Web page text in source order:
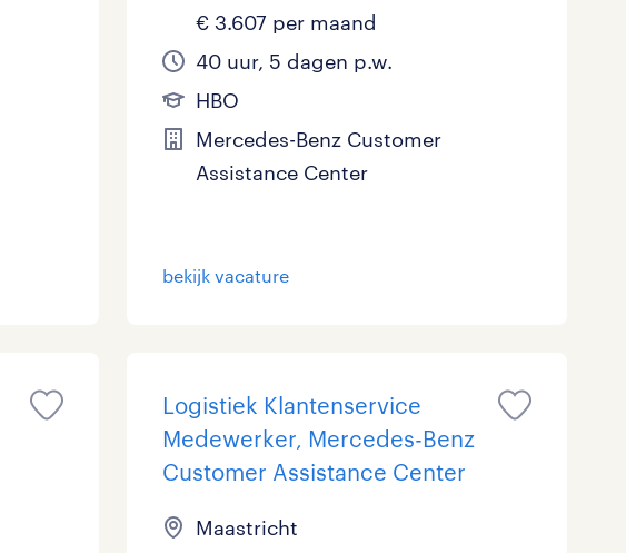
Commercieel / Verkoop
Horeca / Catering
Juridisch 0
Ondersteunend onderwijs
€ 3.607 per maand
40 uur, 5 dagen p.w.
HBO
Mercedes-Benz Customer
Assistance Center
bekijk vacature
Logistiek Klantenservice
Medewerker, Mercedes-Benz
Customer Assistance Center
Maastricht